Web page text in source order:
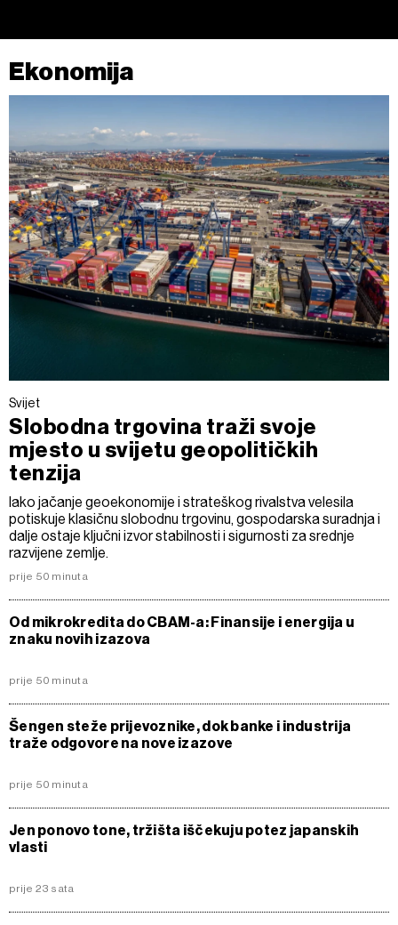
Ekonomija
Svijet
Slobodna trgovina traži svoje
mjesto u svijetu geopolitičkih
tenzija
Iako jačanje geoekonomije i strateškog rivalstva velesila
potiskuje klasičnu slobodnu trgovinu, gospodarska suradnja i
dalje ostaje ključni izvor stabilnosti i sigurnosti za srednje
razvijene zemlje.
prije 50 minuta
Od mikrokredita do CBAM-a: Finansije i energija u
znaku novih izazova
prije 50 minuta
Šengen steže prijevoznike, dok banke i industrija
traže odgovore na nove izazove
prije 50 minuta
Jen ponovo tone, tržišta iščekuju potez japanskih
vlasti
prije 23 sata